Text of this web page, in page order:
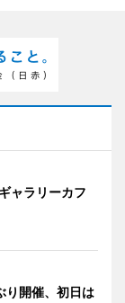
ャラリーカフ
開催、初日は